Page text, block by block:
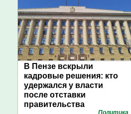
В Пензе вскрыли
кадровые решения: кто
удержался у власти
после отставки
правительства
Политика